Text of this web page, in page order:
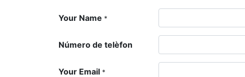
Your Name *
Número de telèfon
Your Email *